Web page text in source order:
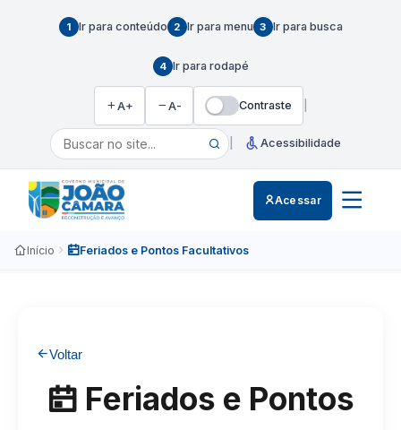
1 Ir para conteúdo 2 Ir para menu 3 Ir para busca
4 Ir para rodapé
A+ A- Contraste
| Acessibilidade
Acessar
Início Feriados e Pontos Facultativos
Voltar
Feriados e Pontos